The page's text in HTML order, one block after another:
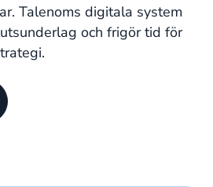
Talenoms digitala system
och frigör tid för